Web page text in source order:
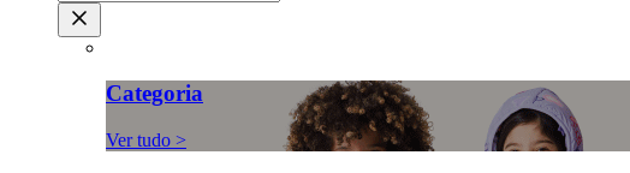
Categoria
Ver tudo >